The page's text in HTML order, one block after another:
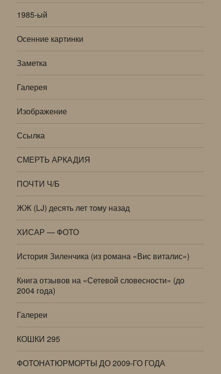
1985-ый
Осенние картинки
Заметка
Галерея
Изображение
Ссылка
СМЕРТЬ АРКАДИЯ
ПОЧТИ Ч/Б
ЖЖ (LJ) десять лет тому назад
ХИСАР — ФОТО
История Зиленчика (из романа «Вис виталис»)
Книга отзывов на «Сетевой словесности» (до
2004 года)
Галереи
КОШКИ 295
ФОТОНАТЮРМОРТЫ ДО 2009-ГО ГОДА